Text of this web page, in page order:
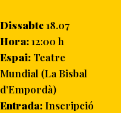
Dissabte 18.07
Hora:12:00 h
Espai: Teatre
Mundial (La Bisbal
d’Empordà)
Entrada:Inscripció